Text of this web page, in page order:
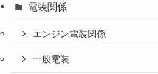
電装関係
エンジン電装関係
一般電装